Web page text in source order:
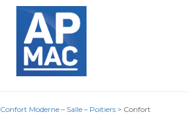
Confort Moderne – Salle – Poitiers > Confort